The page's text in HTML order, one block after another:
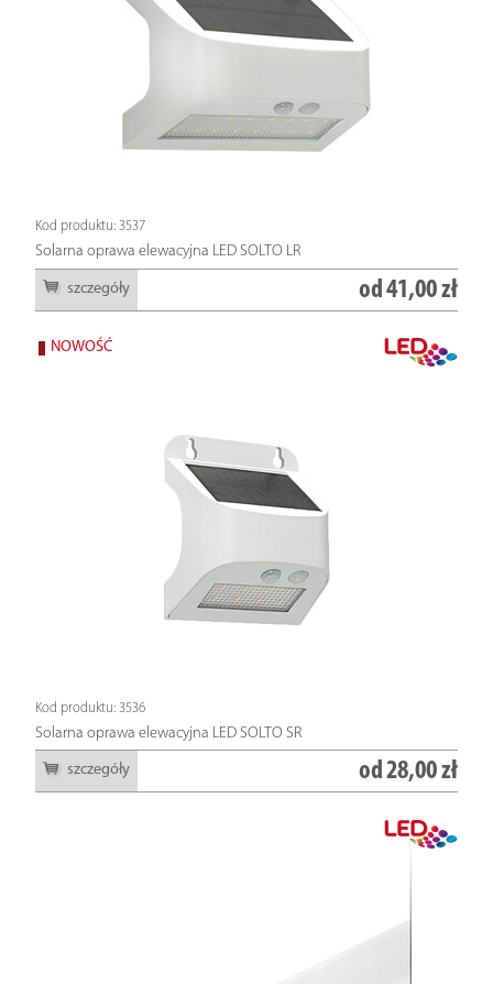
Kod produktu: 3537
Solarna oprawa elewacyjna LED SOLTO LR
szczegóły od 41,00 zł
NOWOŚĆ
Kod produktu: 3536
Solarna oprawa elewacyjna LED SOLTO SR
szczegóły od28,00 zł